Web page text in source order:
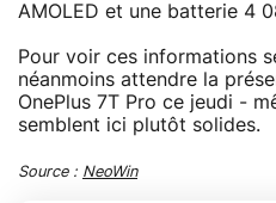
AMOLED et une batterie 4
Pour voir ces informations
néanmoins attendre la
OnePlus 7T Pro ce jeudi -
semblent ici plutôt solides.
Source : NeoWin